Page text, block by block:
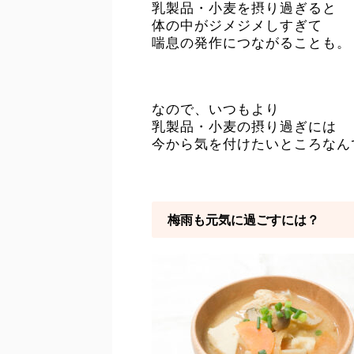
乳製品・小麦を摂り過ぎると
体の中がジメジメしすぎて
喘息の発作につながることも。
なので、いつもより
乳製品・小麦の摂り過ぎには
今から気を付けたいところな
梅雨も元気に過ごすには？